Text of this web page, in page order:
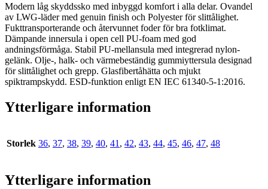
Modern låg skyddssko med inbyggd komfort i alla delar. Ovandel
av LWG-läder med genuin finish och Polyester för slittålighet.
Fukttransporterande och återvunnet foder för bra fotklimat.
Dämpande innersula i open cell PU-foam med god
andningsförmåga. Stabil PU-mellansula med integrerad nylon-
gelänk. Olje-, halk- och värmebeständig gummiyttersula designad
för slittålighet och grepp. Glasfibertåhätta och mjukt
spiktrampskydd. ESD-funktion enligt EN IEC 61340-5-1:2016.
Ytterligare information
Storlek 36, 37, 38, 39, 40, 41, 42, 43, 44, 45, 46, 47, 48
Ytterligare information